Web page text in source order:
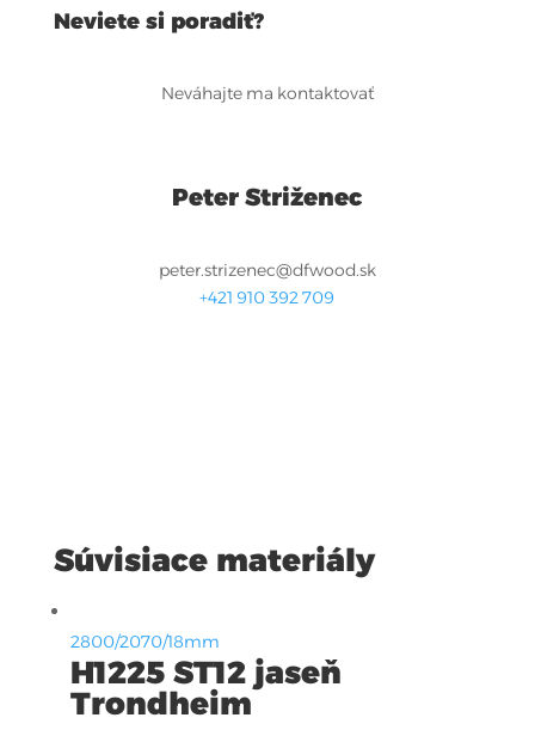
Neviete si poradiť?
Neváhajte ma kontaktovať
Peter Striženec
peter.strizenec@dfwood.sk
+421 910 392 709
Súvisiace materiály
2800/2070/18mm
H1225 ST12 jaseň
Trondheim